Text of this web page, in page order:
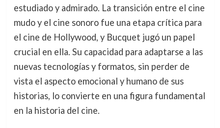
estudiado y admirado. La transición entre el cine
mudo y el cine sonoro fue una etapa crítica para
el cine de Hollywood, y Bucquet jugó un papel
crucial en ella. Su capacidad para adaptarse a las
nuevas tecnologías y formatos, sin perder de
vista el aspecto emocional y humano de sus
historias, lo convierte en una figura fundamental
en la historia del cine.